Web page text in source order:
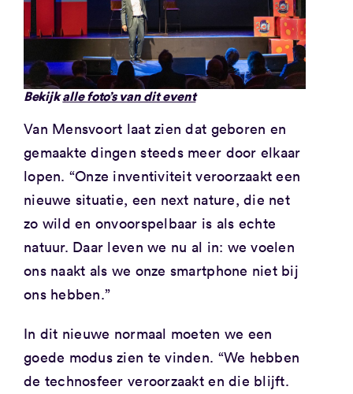
Bekijkalle foto’s van dit event
Van Mensvoort laat zien dat geboren en
gemaakte dingen steeds meer door elkaar
lopen. “Onze inventiviteit veroorzaakt een
nieuwe situatie, een next nature, die net
zo wild en onvoorspelbaar is als echte
natuur. Daar leven we nu al in: we voelen
ons naakt als we onze smartphone niet bij
ons hebben.”
In dit nieuwe normaal moeten we een
goede modus zien te vinden. “We hebben
de technosfeer veroorzaakt en die blijft.